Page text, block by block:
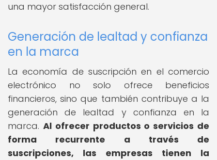
una mayor satisfacción general.
Generación de lealtad y confianza
en la marca
La economía de suscripción en el comercio
electrónico no solo ofrece beneficios
financieros, sino que también contribuye a la
generación de lealtad y confianza en la
marca. Al ofrecer productos o servicios de
forma recurrente a través de
suscripciones, las empresas tienen la